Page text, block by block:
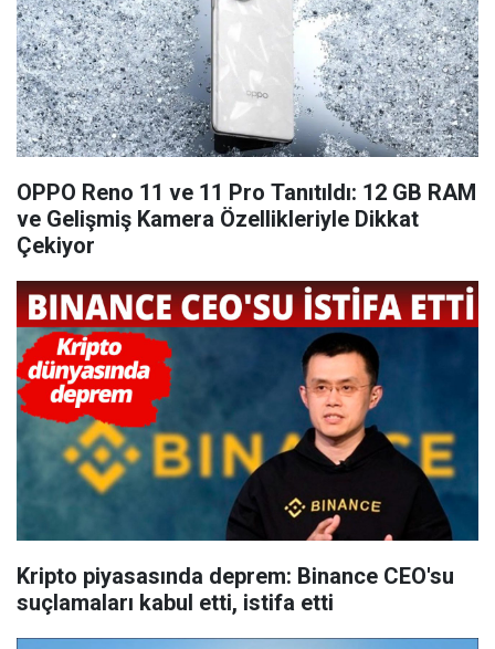
OPPO Reno 11 ve 11 Pro Tanıtıldı: 12 GB RAM
ve Gelişmiş Kamera Özellikleriyle Dikkat
Çekiyor
Kripto piyasasında deprem: Binance CEO'su
suçlamaları kabul etti, istifa etti